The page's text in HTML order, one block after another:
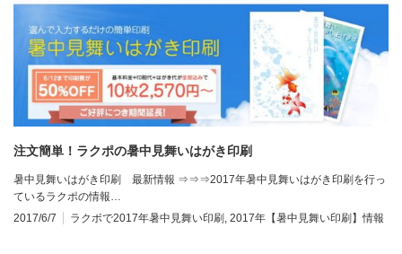
注文簡単！ラクポの暑中見舞いはがき印刷
暑中見舞いはがき印刷 最新情報 ⇒⇒⇒2017年暑中見舞いはがき印刷を行っ
ているラクポの情報…
2017/6/7
ラクポで2017年暑中見舞い印刷 2017年【暑中見舞い印刷】情報